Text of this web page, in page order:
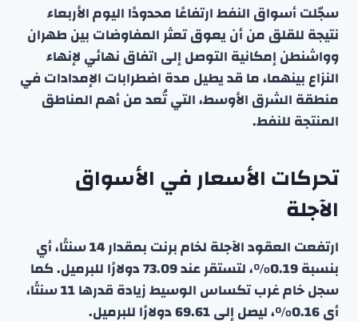
سجّلت أسواق النفط ارتفاعًا محدودًا اليوم الأربعاء
نتيجة للقلق من أن يعوق تعثر المفاوضات بين طهران
وواشنطن إمكانية التوصل إلى اتفاق نهائي لإنهاء
النزاع بينهما، ما قد يطيل مدة اضطرابات الإمدادات في
منطقة الشرق الأوسط، التي تُعد من أهم المناطق
المنتجة للنفط.
تحركات الأسعار في الأسواق
الآجلة
ارتفعت العقود الآجلة لخام برنت بمقدار 14 سنتًا، أي
بنسبة 0.19%، لتستقر عند 73.09 دولارًا للبرميل. كما
سجل خام غرب تكساس الوسيط زيادة قدرها 11 سنتًا،
أي 0.16%، ليصل إلى 69.61 دولارًا للبرميل.